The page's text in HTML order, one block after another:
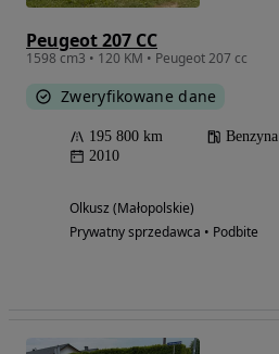
Peugeot 207 CC
1598 cm3 • 120 KM • Peugeot 207 cc
Zweryfikowane dane
195 800 km Benzyna
2010
Olkusz (Małopolskie)
Prywatny sprzedawca • Podbite